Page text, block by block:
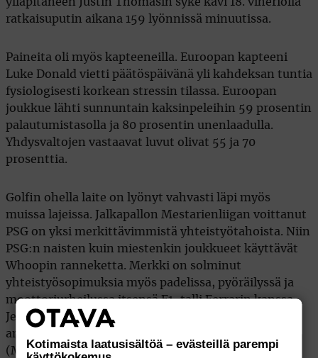
ratkaisuputin aikana 159 lyönnissä minuutissa.
Paineita oli myös kapteeneilla. Euroopan kapteeni
Luke Donald vietti päätöspäivänä yli kahdeksan tuntia
fysiologisesti korkean stressin tilassa. Euroopan
joukkue lähti sunnuntain kaksinpeleihin 59 prosentin
palautumistasolla ja 80 prosentin unenlaadulla.
Yhdysvaltojen vastaavat luvut olivat 55 ja 70
prosenttia.
Golfin ohella laite on lyönyt vahvasti läpi myös
muissa lajeissa. Jalkapallon Mestarienliigan voittanut
PSG on yksi merkittävimmistä yhteistyötahoista. Niin
PSG:n naisten kuin miestenkin joukkueet käyttävät
Whoopin ranneketta. Merkki on solminut
yhteistyösopimuksia myös padelissa, pyöräilyssä ja
moottoriurheilussa itsensä F1-talli Ferrarin kanssa.
Jenkkisarjoissa laitetta on hyödynnetty
amerikkalaisessa jalkapallossa (NFL) ja baseballissa
(MLB).
Kotimaista laatusisältöä – evästeillä parempi